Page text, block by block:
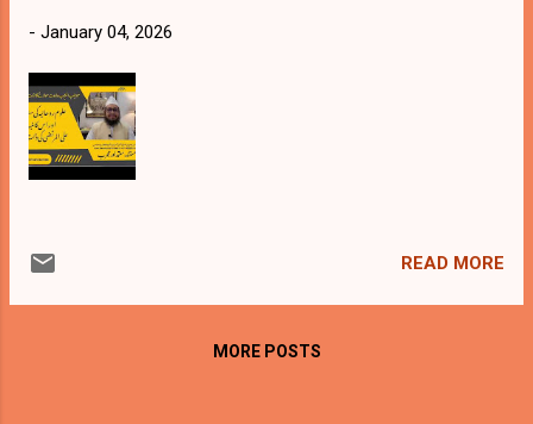
- January 04, 2026
READ MORE
MORE POSTS